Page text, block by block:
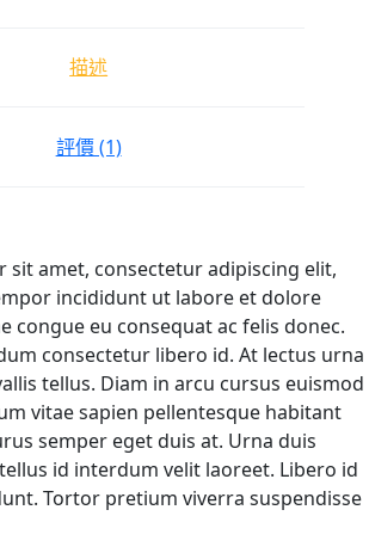
描述
評價 (1)
sit amet, consectetur adipiscing elit,
incididunt ut labore et dolore
congue eu consequat ac felis donec.
consectetur libero id. At lectus urna
tellus. Diam in arcu cursus euismod
vitae sapien pellentesque habitant
semper eget duis at. Urna duis
id interdum velit laoreet. Libero id
Tortor pretium viverra suspendisse